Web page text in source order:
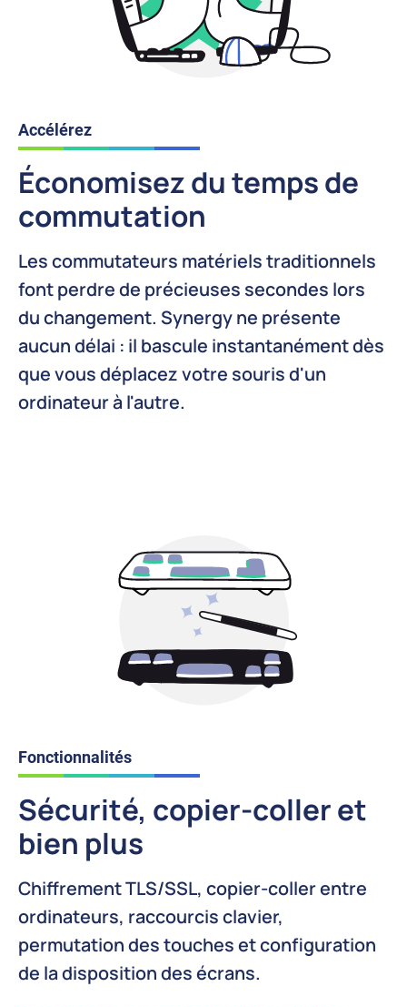
Accélérez
Économisez du temps de
commutation
Les commutateurs matériels traditionnels
font perdre de précieuses secondes lors
du changement. Synergy ne présente
aucun délai : il bascule instantanément dès
que vous déplacez votre souris d'un
ordinateur à l'autre.
Fonctionnalités
Sécurité, copier-coller et
bien plus
Chiffrement TLS/SSL, copier-coller entre
ordinateurs, raccourcis clavier,
permutation des touches et configuration
de la disposition des écrans.